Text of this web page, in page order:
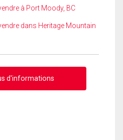
à Port Moody, BC
dans Heritage Mountain
d'informations